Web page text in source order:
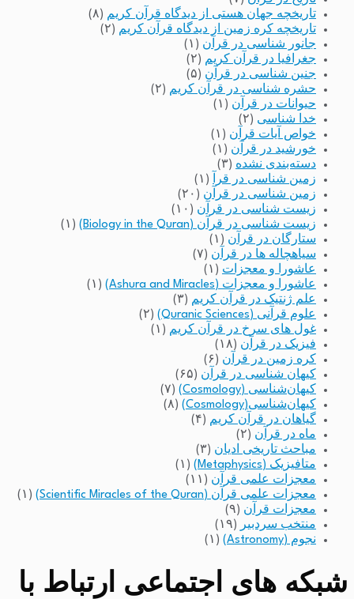
تاریخچه جهان هستی از دیدگاه قرآن کریم (۸)
تاریخچه کره زمین از دیدگاه قرآن کریم (۲)
جانور شناسی در قرآن (۱)
جغرافیا در قرآن کریم (۲)
جنین شناسی در قرآن (۵)
حشره شناسی در قرآن کریم (۲)
حیوانات در قرآن (۱)
خدا شناسی (۲)
خواص آیات قرآن (۱)
خورشید در قرآن (۱)
دسته‌بندی نشده (۳)
زمین شناسی در قرآ
(۱)
زمین شناسی در قرآن (۲۰)
زیست شناسی در قرآن (۱۰)
زیست شناسی در قرآن (Biology in the Quran)
(۱)
ستارگان در قرآن (۱)
سیاهچاله ها در قرآن (۷)
عاشورا و معجزات (۱)
عاشورا و معجزات (Ashura and Miracles)
(۱)
علم ژنتیک در قرآن کریم (۳)
علوم قرآنی (Quranic Sciences)
(۲)
غول های سرخ در قرآن کریم (۱)
فیزیک در قرآن (۱۸)
کره زمین در قرآن (۶)
کیهان شناسی در قرآن (۶۵)
کیهان‌شناسی (Cosmology)
(۷)
کیهان‌شناسی(Cosmology)
(۸)
گیاهان در قرآن کریم (۴)
ماه در قرآن (۲)
مباحث تاریخی ادیان (۳)
متافیزیک (Metaphysics)
(۱)
معجزات علمی قرآن (۱۱)
معجزات علمی قرآن (Scientific Miracles of the Quran)
(۱)
معجزات قرآن (۹)
منتخب سردبیر
(۱۹)
نجوم (Astronomy)
(۱)
شبکه های اجتماعی ارتباط با